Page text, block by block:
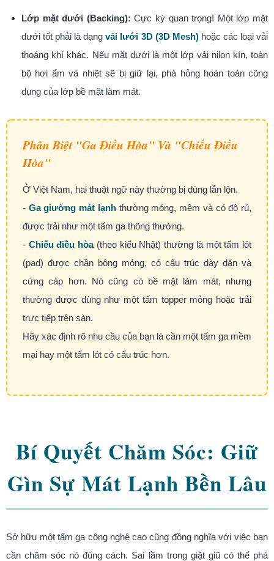
Lớp mặt dưới (Backing): Cực kỳ quan trọng! Một lớp mặt
dưới tốt phải là dạngvải lưới 3D (3D Mesh)hoặc các loại vải
thoáng khí khác. Nếu mặt dưới là một lớp vải nilon kín, toàn
bộ hơi ẩm và nhiệt sẽ bị giữ lại, phá hỏng hoàn toàn công
dụng của lớp bề mặt làm mát.
Phân Biệt "Ga Điều Hòa" Và "Chiếu Điều
Hòa"
Ở Việt Nam, hai thuật ngữ này thường bị dùng lẫn lộn.
- Ga giường mát lạnhthường mỏng, mềm và có độ rủ,
được trải như một tấm ga thông thường.
- Chiếu điều hòa(theo kiểu Nhật) thường là một tấm lót
(pad) được chần bông mỏng, có cấu trúc dày dặn và
cứng cáp hơn. Nó cũng có bề mặt làm mát, nhưng
thường được dùng như một tấm topper mỏng hoặc trải
trực tiếp trên sàn.
Hãy xác định rõ nhu cầu của bạn là cần một tấm ga mềm
mại hay một tấm lót có cấu trúc hơn.
Bí Quyết Chăm Sóc: Giữ
Gìn Sự Mát Lạnh Bền Lâu
Sở hữu một tấm ga công nghệ cao cũng đồng nghĩa với việc bạn
cần chăm sóc nó đúng cách. Sai lầm trong giặt giũ có thể phá